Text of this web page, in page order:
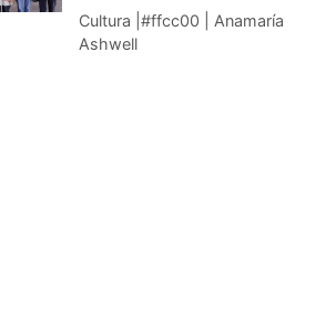
Cultura |#ffcc00 | Anamaría
Ashwell